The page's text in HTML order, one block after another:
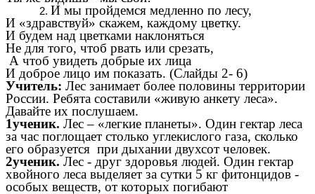
И мы пройдемся медленно по лесу,
И «здравствуй» скажем, каждому цветку.
И будем над цветками наклоняться
Не для того, чтоб рвать или срезать,
А чтоб увидеть добрые их лица
И доброе лицо им показать. (Слайды 2- 6)
Учитель: Лес занимает более половины территории
России. Ребята составили «живую анкету леса».
Давайте их послушаем.
1ученик. Лес – «легкие планеты». Один гектар леса
за час поглощает столько углекислого газа, сколько
его образуется при дыхании двухсот человек.
2ученик. Лес - друг здоровья людей. Один гектар
хвойного леса выделяет за сутки 5 кг фитонцидов -
особых веществ, от которых погибают